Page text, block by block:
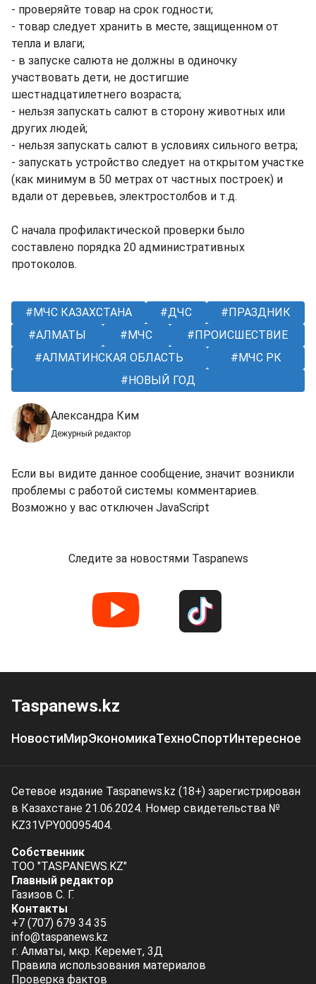
- проверяйте товар на срок годности;
- товар следует хранить в месте, защищенном от
тепла и влаги;
- в запуске салюта не должны в одиночку
участвовать дети, не достигшие
шестнадцатилетнего возраста;
- нельзя запускать салют в сторону животных или
других людей;
- нельзя запускать салют в условиях сильного ветра;
- запускать устройство следует на открытом участке
(как минимум в 50 метрах от частных построек) и
вдали от деревьев, электростолбов и т.д.
С начала профилактической проверки было
составлено порядка 20 административных
протоколов.
МЧС КАЗАХСТАНА ДЧС
ПРАЗДНИК
АЛМАТЫ
МЧС
ПРОИСШЕСТВИЕ
АЛМАТИНСКАЯ ОБЛАСТЬ
МЧС РК
НОВЫЙ ГОД
Александра Ким
Дежурный редактор
Если вы видите данное сообщение, значит возникли
проблемы с работой системы комментариев.
Возможно у вас отключен JavaScript
Следите за новостями Taspanews
Taspanews.kz
НовостиМирЭкономикаТехноСпортИнтересное
Сетевое издание Taspanews.kz (18+) зарегистрирован
в Казахстане 21.06.2024. Номер свидетельства №
KZ31VPY00095404.
Собственник
ТОО "TASPANEWS.KZ"
Главный редактор
Газизов С. Г.
Контакты
+7 (707) 679 34 35
info@taspanews.kz
г. Алматы, мкр. Керемет, 3Д
Правила использования материалов
Проверка фактов